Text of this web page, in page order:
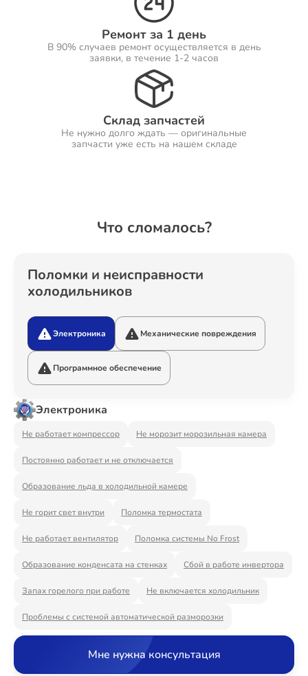
Ремонт за 1 день
В 90% случаев ремонт осуществляется в день
заявки, в течение 1-2 часов
Склад запчастей
Не нужно долго ждать — оригинальные
запчасти уже есть на нашем складе
Что сломалось?
Поломки и неисправности
холодильников
Электроника Механические повреждения
Программное обеспечение
Электроника
Не работает компрессор Не морозит морозильная камера
Постоянно работает и не отключается
Образование льда в холодильной камере
Не горит свет внутри Поломка термостата
Не работает вентилятор Поломка системы No Frost
Образование конденсата на стенках Сбой в работе инвертора
Запах горелого при работе Не включается холодильник
Проблемы с системой автоматической разморозки
Мне нужна консультация
Ремонт Посудомоечных машин
Ремонт Холодильников
Ремонт Видеостен
Ремонт Интерактивных панелей
Ремонт Водонагревателей
Ремонт Вытяжек
Ремонт Духовых шкафов